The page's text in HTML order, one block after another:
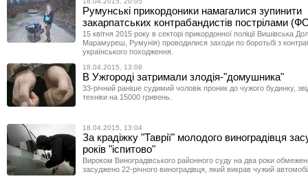
Румунські прикордоники намагалися зупинити
закарпатських контрабандистів пострілами
15 квітня 2015 року в секторі прикордонної поліції Вишівська
Марамуреш, Румунія) проводилися заходи по боротьбі з
українського походження.
18.04.2015, 13:08
В Ужгороді затримали злодія-"домушника"
33-річний раніше судимий чоловік проник до чужого будинку,
техніки на 15000 гривень.
18.04.2015, 13:04
За крадіжку "Таврії" молодого виноградівця
років "іспитово"
Вироком Виноградівського районного суду на два роки
засуджено 22-річного виноградівця, який викрав чужий